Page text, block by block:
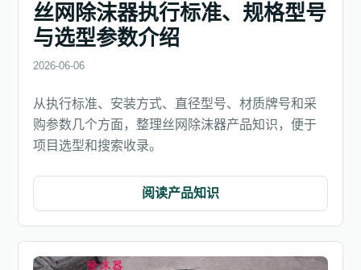
丝网除沫器执行标准、规格型号
与选型参数介绍
2026-06-06
从执行标准、安装方式、直径型号、材质牌号和采
购参数几个方面，整理丝网除沫器产品知识，便于
项目选型和搜索收录。
阅读产品知识